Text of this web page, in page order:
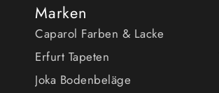
Marken
Caparol Farben & Lacke
Erfurt Tapeten
Joka Bodenbeläge